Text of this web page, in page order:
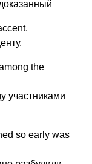
.
the
участниками
so early was